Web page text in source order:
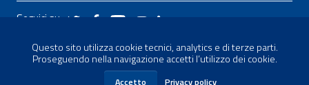
Seguici su
Sezione Link Utili
Privacy-Cookies | Credits
Questo sito utilizza cookie tecnici, analytics e di terze parti.
Proseguendo nella navigazione accetti l’utilizzo dei cookie.
Accetto Privacy policy